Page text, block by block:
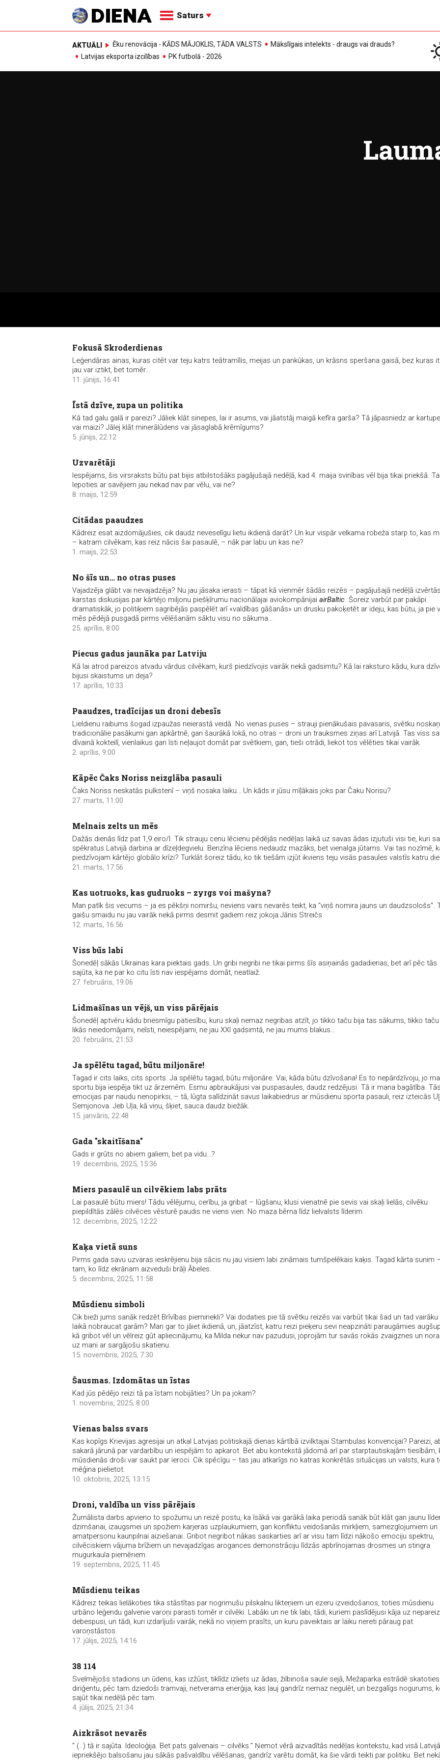
Saturs
AKTUĀLI Ēku renovācija - KĀDS MĀJOKLIS, TĀDA VALSTS
Mākslīgais intelekts - draugs vai drauds?
Latvijas eksporta izcilības
PK futbolā - 2026
Fokusā Skroderdienas
Leģendāras ainas, kuras citēt var teju katrs teātramīlis, meijas un pankūkas, un krāsns speršana gaisā, bez kuras
jau var iztikt, bet tomēr…
11. jūnijs, 16:41
Īstā dzīve, zupa un politika
Kā tad galu galā ir pareizi? Jāliek klāt sinepes, lai ir asums, vai jāatstāj maigā kefīra garša? Tā jāpasniedz ar
vai maizi? Jālej klāt minerālūdens vai jāsaglabā krēmīgums?
5. jūnijs, 22:12
Uzvarētāji
Iespējams, šis virsraksts būtu pat bijis atbilstošāks pagājušajā nedēļā, kad 4. maija svinības vēl bija tikai priekšā.
lepoties ar savējiem jau nekad nav par vēlu, vai ne?
8. maijs, 12:59
Citādas paaudzes
Kādreiz esat aizdomājušies, cik daudz neveselīgu lietu ikdienā darāt? Un kur vispār velkama robeža starp to, kas
– katram cilvēkam, kas reiz nācis šai pasaulē, – nāk par labu un kas ne?
1. maijs, 22:53
No šīs un… no otras puses
Vajadzēja glābt vai nevajadzēja? Nu jau jāsaka ierasti – tāpat kā vienmēr šādās reizēs – pagājušajā nedēļā izvērtās
karstas diskusijas par kārtējo miljonu piešķīrumu nacionālajai aviokompānijai airBaltic. Šoreiz varbūt par pakāpi
dramatiskāk, jo politiķiem sagribējās paspēlēt arī «valdības gāšanās» un drusku pakoķetēt ar ideju, kas būtu, ja pie
mēs pēdējā pusgadā pirms vēlēšanām sāktu visu no sākuma…
25. aprīlis, 8:00
Piecus gadus jaunāka par Latviju
Kā lai atrod pareizos atvadu vārdus cilvēkam, kurš piedzīvojis vairāk nekā gadsimtu? Kā lai raksturo kādu, kura
bijusi skaistums un deja?
17. aprīlis, 10:33
Paaudzes, tradīcijas un droni debesīs
Lieldienu raibums šogad izpaužas neierastā veidā. No vienas puses – strauji pienākušais pavasaris, svētku
tradicionālie pasākumi gan apkārtnē, gan šaurākā lokā, no otras – droni un trauksmes ziņas arī Latvijā. Tas viss
dīvainā kokteilī, vienlaikus gan īsti neļaujot domāt par svētkiem, gan, tieši otrādi, liekot tos vēlēties tikai vairāk.
2. aprīlis, 9:00
Kāpēc Čaks Noriss neizglāba pasauli
Čaks Noriss neskatās pulkstenī – viņš nosaka laiku… Un kāds ir jūsu mīļākais joks par Čaku Norisu?
27. marts, 11:00
Melnais zelts un mēs
Dažās dienās līdz pat 1,9 eiro/l. Tik strauju cenu lēcienu pēdējās nedēļas laikā uz savas ādas izjutuši visi tie, kuri
spēkratus Latvijā darbina ar dīzeļdegvielu. Benzīna lēciens nedaudz mazāks, bet vienalga jūtams. Vai tas nozīmē,
piedzīvojam kārtējo globālo krīzi? Turklāt šoreiz tādu, ko tik tiešām izjūt ikviens teju visās pasaules valstīs katru
21. marts, 17:56
Kas uotruoks, kas gudruoks – zyrgs voi mašyna?
Man patīk šis vecums – ja es pēkšņi nomiršu, neviens vairs nevarēs teikt, ka "viņš nomira jauns un daudzsološs".
gaišu smaidu nu jau vairāk nekā pirms desmit gadiem reiz jokoja Jānis Streičs.
12. marts, 16:56
Viss būs labi
Šonedēļ sākās Ukrainas kara piektais gads. Un gribi negribi ne tikai pirms šīs asiņainās gadadienas, bet arī pēc tās
sajūta, ka ne par ko citu īsti nav iespējams domāt, neatlaiž.
27. februāris, 19:06
Lidmašīnas un vējš, un viss pārējais
Šonedēļ aptvēru kādu briesmīgu patiesību, kuru skaļi nemaz negribas atzīt, jo tikko taču bija tas sākums, tikko
likās neiedomājami, neīsti, neiespējami, ne jau XXI gadsimtā, ne jau mums blakus…
20. februāris, 21:53
Ja spēlētu tagad, būtu miljonāre!
Tagad ir cits laiks, cits sports. Ja spēlētu tagad, būtu miljonāre. Vai, kāda būtu dzīvošana! Es to nepārdzīvoju, jo
sportu bija iespēja tikt uz ārzemēm. Esmu apbraukājusi vai puspasaules, daudz redzējusi. Tā ir mana bagātība. Tās
emocijas par naudu nenopirksi, – tā, lūgta salīdzināt savus laikabiedrus ar mūsdienu sporta pasauli, reiz izteicās
Semjonova. Jeb Uļa, kā viņu, šķiet, sauca daudz biežāk.
15. janvāris, 22:48
Gada "skaitīšana"
Gads ir grūts no abiem galiem, bet pa vidu…?
19. decembris, 2025, 15:36
Miers pasaulē un cilvēkiem labs prāts
Lai pasaulē būtu miers! Tādu vēlējumu, cerību, ja gribat – lūgšanu, klusi vienatnē pie sevis vai skaļi lielās, cilvēku
piepildītās zālēs cilvēces vēsturē paudis ne viens vien. No maza bērna līdz lielvalsts līderim.
12. decembris, 2025, 12:22
Kaķa vietā suns
Pirms gada savu uzvaras ieskrējienu bija sācis nu jau visiem labi zināmais tumšpelēkais kaķis. Tagad kārta sunim
tam, ko līdz ekrānam aizveduši brāļi Ābeles.
5. decembris, 2025, 11:58
Mūsdienu simboli
Cik bieži jums sanāk redzēt Brīvības pieminekli? Vai dodaties pie tā svētku reizēs vai varbūt tikai šad un tad vairāku
laikā nobraucat garām? Man gar to jāiet ikdienā, un, jāatzīst, katru reizi pieķeru sevi neapzināti paraugāmies
kā gribot vēl un vēlreiz gūt apliecinājumu, ka Milda nekur nav pazudusi, joprojām tur savās rokās zvaigznes un
uz mani ar sargājošu skatienu.
15. novembris, 2025, 7:30
Šausmas. Izdomātas un īstas
Kad jūs pēdējo reizi tā pa īstam nobijāties? Un pa jokam?
1. novembris, 2025, 8:00
Vienas balss svars
Kas kopīgs Krievijas agresijai un atkal Latvijas politiskajā dienas kārtībā izvilktajai Stambulas konvencijai? Pareizi,
sakarā jārunā par vardarbību un iespējām to apkarot. Bet abu kontekstā jādomā arī par starptautiskajām tiesībām,
mūsdienās droši var saukt par ieroci. Cik spēcīgu – tas jau atkarīgs no katras konkrētās situācijas un valsts, kura
mēģina pielietot.
10. oktobris, 2025, 13:15
Droni, valdība un viss pārējais
Žurnālista darbs apvieno to spožumu un reizē postu, ka īsākā vai garākā laika periodā sanāk būt klāt gan jaunu
dzimšanai, izaugsmei un spožiem karjeras uzplaukumiem, gan konfliktu veidošanās mirkļiem, samezglojumiem un
amatpersonu kaunpilnai aiziešanai. Gribot negribot nākas saskarties arī ar visu tam līdzi nākošo emociju spektru,
cilvēciskiem vājuma brīžiem un nevajadzīgas arogances demonstrāciju līdzās apbrīnojamas drosmes un stingra
mugurkaula piemēriem.
19. septembris, 2025, 11:45
Mūsdienu teikas
Kādreiz teikas lielākoties tika stāstītas par nogrimušu pilskalnu likteņiem un ezeru izveidošanos, toties mūsdienu
urbāno leģendu galvenie varoņi parasti tomēr ir cilvēki. Labāki un ne tik labi, tādi, kuriem paslīdējusi kāja uz
debespusi, un tādi, kuri izdarījuši vairāk, nekā no viņiem prasīts, un kuru paveiktais ar laiku nereti pāraug pat
varoņstāstos.
17. jūlijs, 2025, 14:16
38 114
Svelmējošs stadions un ūdens, kas izžūst, tiklīdz izliets uz ādas, žilbinoša saule sejā, Mežaparka estrādē
diriģentu, pēc tam dziedoši tramvaji, netverama enerģija, kas ļauj gandrīz nemaz negulēt, un bezgalīgs nogurums,
sajūt tikai nedēļā pēc tam.
4. jūlijs, 2025, 21:34
Aizkrāsot nevarēs
" (..) tā ir sajūta. Ideoloģija. Bet pats galvenais – cilvēks." Ņemot vērā aizvadītās nedēļas kontekstu, kad visā
iepriekšējo balsošanu jau sākās pašvaldību vēlēšanas, gandrīz varētu domāt, ka šie vārdi teikti par politiku. Bet